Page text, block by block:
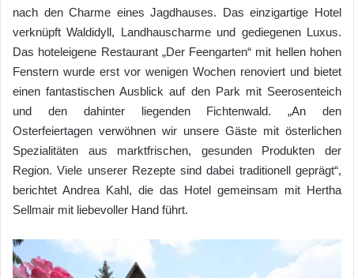
nach den Charme eines Jagdhauses. Das einzigartige Hotel
verknüpft Waldidyll, Landhauscharme und gediegenen Luxus.
Das hoteleigene Restaurant „Der Feengarten“ mit hellen hohen
Fenstern wurde erst vor wenigen Wochen renoviert und bietet
einen fantastischen Ausblick auf den Park mit Seerosenteich
und den dahinter liegenden Fichtenwald. „An den
Osterfeiertagen verwöhnen wir unsere Gäste mit österlichen
Spezialitäten aus marktfrischen, gesunden Produkten der
Region. Viele unserer Rezepte sind dabei traditionell geprägt“,
berichtet Andrea Kahl, die das Hotel gemeinsam mit Hertha
Sellmair mit liebevoller Hand führt.